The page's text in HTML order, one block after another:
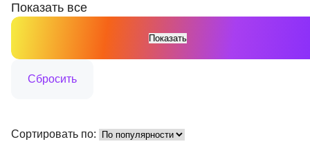
Показать все
Сортировать по: